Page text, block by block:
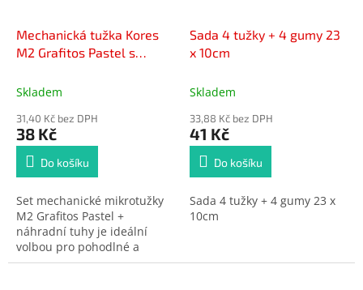
Mechanická tužka Kores
M2 Grafitos Pastel s
Skladem
31,40 Kč bez DPH
38 Kč
Do košíku
Set mechanické mikrotužky
M2 Grafitos Pastel +
náhradní tuhy je ideální
volbou pro pohodlné a
precizní psaní. Ergonomický
Sada 4 tužky + 4 gumy 23
x 10cm
Skladem
33,88 Kč bez DPH
41 Kč
Do košíku
Sada 4 tužky + 4 gumy 23 x
10cm